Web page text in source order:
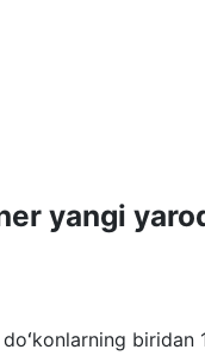
yangi
biridan